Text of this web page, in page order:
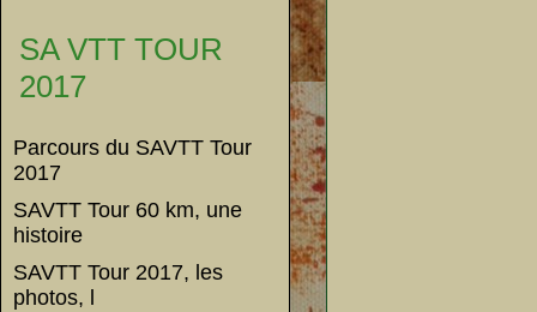
SA VTT TOUR
2017
Parcours du SAVTT Tour
2017
SAVTT Tour 60 km, une
histoire
SAVTT Tour 2017, les
photos, l